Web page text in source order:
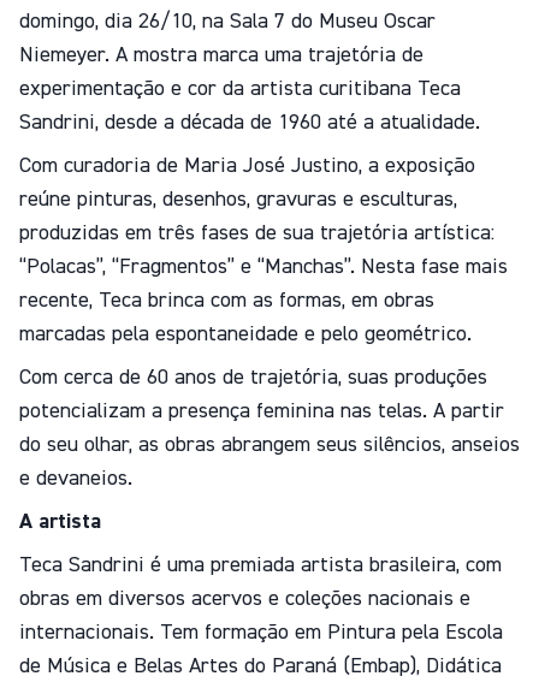
domingo, dia 26/10, na Sala 7 do Museu Oscar
Niemeyer. A mostra marca uma trajetória de
experimentação e cor da artista curitibana Teca
Sandrini, desde a década de 1960 até a atualidade.
Com curadoria de Maria José Justino, a exposição
reúne pinturas, desenhos, gravuras e esculturas,
produzidas em três fases de sua trajetória artística:
“Polacas”, “Fragmentos” e “Manchas”. Nesta fase mais
recente, Teca brinca com as formas, em obras
marcadas pela espontaneidade e pelo geométrico.
Com cerca de 60 anos de trajetória, suas produções
potencializam a presença feminina nas telas. A partir
do seu olhar, as obras abrangem seus silêncios, anseios
e devaneios.
A artista
Teca Sandrini é uma premiada artista brasileira, com
obras em diversos acervos e coleções nacionais e
internacionais. Tem formação em Pintura pela Escola
de Música e Belas Artes do Paraná (Embap), Didática